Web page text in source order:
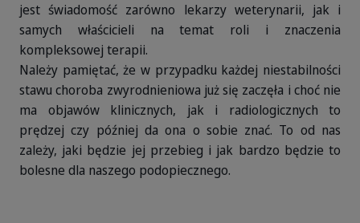
jest świadomość zarówno lekarzy weterynarii, jak i
samych właścicieli na temat roli i znaczenia
kompleksowej terapii.
Należy pamiętać, że w przypadku każdej niestabilności
stawu choroba zwyrodnieniowa już się zaczęła i choć nie
ma objawów klinicznych, jak i radiologicznych to
prędzej czy później da ona o sobie znać. To od nas
zależy, jaki będzie jej przebieg i jak bardzo będzie to
bolesne dla naszego podopiecznego.